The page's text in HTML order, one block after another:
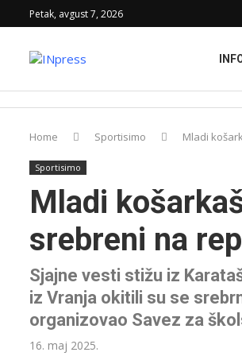
Petak, avgust 7, 2026
Home Sportisimo Mladi
Sportisimo
Mladi
srebreni na
Sjajne vesti stižu iz
iz Vranja okitili su se
organizovao Savez za
16. maj 2025.